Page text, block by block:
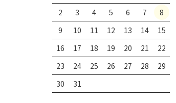
2
3 4 5 6 7
8
9
10 11 12 13 14
15
16
17 18 19 20 21
22
23
24 25 26 27 28
29
30
31